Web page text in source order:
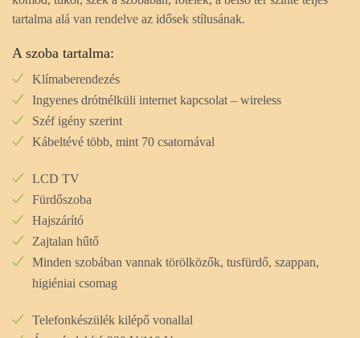
tartalma alá van rendelve az idősek stílusának.
A szoba tartalma:
Klímaberendezés
Ingyenes drótnélküli internet kapcsolat – wireless
Széf igény szerint
Kábeltévé több, mint 70 csatornával
LCD TV
Fürdőszoba
Hajszárító
Zajtalan hűtő
Minden szobában vannak törölközők, tusfürdő, szappan,
higiéniai csomag
Telefonkészülék kilépő vonallal